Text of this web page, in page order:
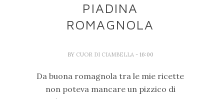
PIADINA
ROMAGNOLA
BY CUOR DI CIAMBELLA - 16:00
Da buona romagnola tra le mie ricette
non poteva mancare un pizzico di